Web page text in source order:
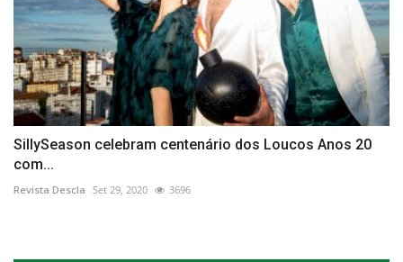
SillySeason celebram centenário dos Loucos Anos 20
com...
Revista Descla Set 29, 2020 3696